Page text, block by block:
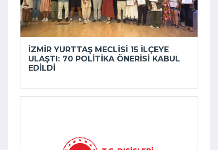
İZMIR YURTTAŞ MECLISI 15 ILÇEYE
ULAŞTI: 70 POLITIKA ÖNERISI KABUL
EDILDI